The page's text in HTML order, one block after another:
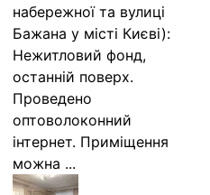
набережної та вулиці
Бажана у місті Києві):
Нежитловий фонд,
останній поверх.
Проведено
оптоволоконний
інтернет. Приміщення
можна ...